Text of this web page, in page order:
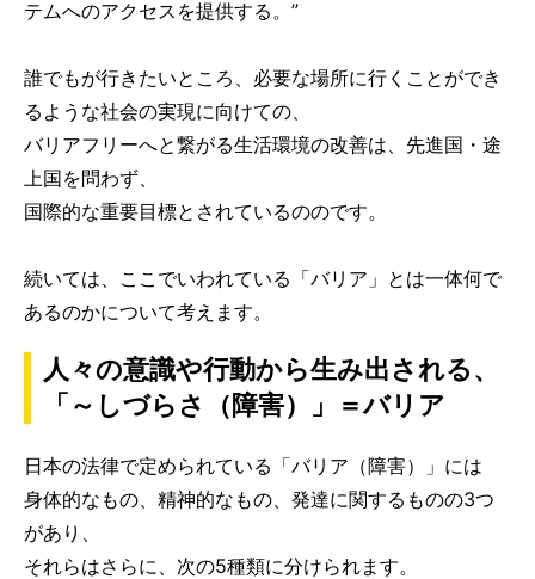
テムへのアクセスを提供する。”
誰でもが行きたいところ、必要な場所に行くことができ
るような社会の実現に向けての、
バリアフリーへと繋がる生活環境の改善は、先進国・途
上国を問わず、
国際的な重要目標とされているののです。
続いては、ここでいわれている「バリア」とは一体何で
あるのかについて考えます。
人々の意識や行動から生み出される、
「～しづらさ（障害）」＝バリア
日本の法律で定められている「バリア（障害）」には
身体的なもの、精神的なもの、発達に関するものの3つ
があり、
それらはさらに、次の5種類に分けられます。